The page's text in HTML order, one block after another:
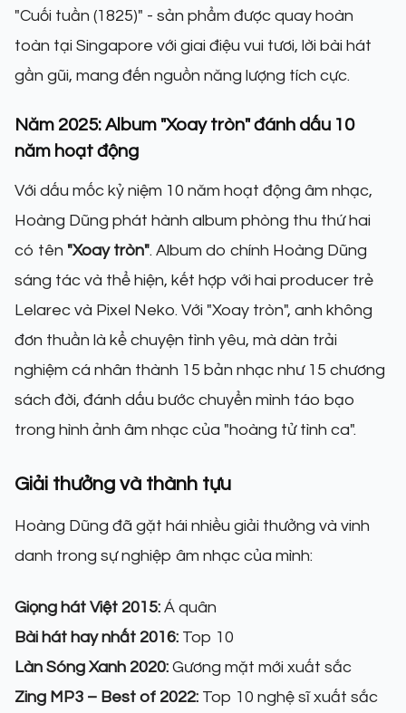
"Cuối tuần (1825)" - sản phẩm được quay hoàn
toàn tại Singapore với giai điệu vui tươi, lời bài hát
gần gũi, mang đến nguồn năng lượng tích cực.
Năm 2025: Album "Xoay tròn" đánh dấu 10
năm hoạt động
Với dấu mốc kỷ niệm 10 năm hoạt động âm nhạc,
Hoàng Dũng phát hành album phòng thu thứ hai
có tên "Xoay tròn". Album do chính Hoàng Dũng
sáng tác và thể hiện, kết hợp với hai producer trẻ
Lelarec và Pixel Neko. Với "Xoay tròn", anh không
đơn thuần là kể chuyện tình yêu, mà dàn trải
nghiệm cá nhân thành 15 bản nhạc như 15 chương
sách đời, đánh dấu bước chuyển mình táo bạo
trong hình ảnh âm nhạc của "hoàng tử tình ca".
Giải thưởng và thành tựu
Hoàng Dũng đã gặt hái nhiều giải thưởng và vinh
danh trong sự nghiệp âm nhạc của mình:
Giọng hát Việt 2015: Á quân
Bài hát hay nhất 2016: Top 10
Làn Sóng Xanh 2020: Gương mặt mới xuất sắc
Zing MP3 – Best of 2022: Top 10 nghệ sĩ xuất sắc